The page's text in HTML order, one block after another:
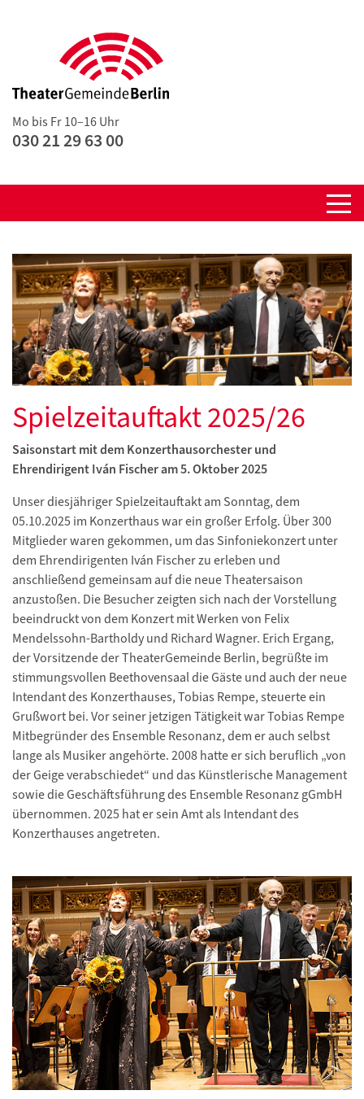
Mo bis Fr 10–16 Uhr
030 21 29 63 00
Spielzeitauftakt 2025/26
Saisonstart mit dem Konzerthausorchester und
Ehrendirigent Iván Fischer am 5. Oktober 2025
Unser diesjähriger Spielzeitauftakt am Sonntag, dem
05.10.2025 im Konzerthaus war ein großer Erfolg. Über 300
Mitglieder waren gekommen, um das Sinfoniekonzert unter
dem Ehrendirigenten Iván Fischer zu erleben und
anschließend gemeinsam auf die neue Theatersaison
anzustoßen. Die Besucher zeigten sich nach der Vorstellung
beeindruckt von dem Konzert mit Werken von Felix
Mendelssohn-Bartholdy und Richard Wagner. Erich Ergang,
der Vorsitzende der TheaterGemeinde Berlin, begrüßte im
stimmungsvollen Beethovensaal die Gäste und auch der neue
Intendant des Konzerthauses, Tobias Rempe, steuerte ein
Grußwort bei. Vor seiner jetzigen Tätigkeit war Tobias Rempe
Mitbegründer des Ensemble Resonanz, dem er auch selbst
lange als Musiker angehörte. 2008 hatte er sich beruflich „von
der Geige verabschiedet“ und das Künstlerische Management
sowie die Geschäftsführung des Ensemble Resonanz gGmbH
übernommen. 2025 hat er sein Amt als Intendant des
Konzerthauses angetreten.